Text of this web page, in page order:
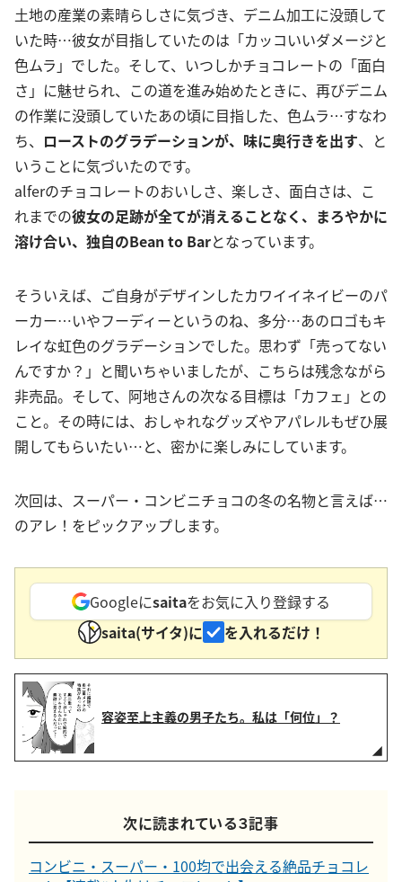
土地の産業の素晴らしさに気づき、デニム加工に没頭して
いた時…彼女が目指していたのは「カッコいいダメージと
色ムラ」でした。そして、いつしかチョコレートの「面白
さ」に魅せられ、この道を進み始めたときに、再びデニム
の作業に没頭していたあの頃に目指した、色ムラ…すなわ
ち、 ローストのグラデーションが、味に奥行きを出す、と
いうことに気づいたのです。
alferのチョコレートのおいしさ、楽しさ、面白さは、こ
れまでの彼女の足跡が全てが消えることなく、まろやかに
溶け合い、独自のBean to Barとなっています。
そういえば、ご自身がデザインしたカワイイネイビーのパ
ーカー…いやフーディーというのね、多分…あのロゴもキ
レイな虹色のグラデーションでした。思わず「売ってない
んですか？」と聞いちゃいましたが、こちらは残念ながら
非売品。そして、阿地さんの次なる目標は「カフェ」との
こと。その時には、おしゃれなグッズやアパレルもぜひ展
開してもらいたい…と、密かに楽しみにしています。
次回は、スーパー・コンビニチョコの冬の名物と言えば…
のアレ！をピックアップします。
Googleにsaitaをお気に入り登録する
saita(サイタ)に
を入れるだけ！
容姿至上主義の男子たち。私は「何位」？
次に読まれている３記事
コンビニ・スーパー・100均で出会える絶品チョコレ